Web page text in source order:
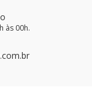
às 00h.